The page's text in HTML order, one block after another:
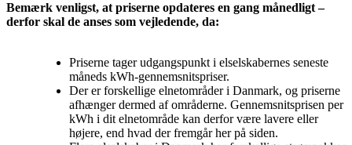
Bemærk venligst, at priserne opdateres en gang månedligt –
derfor skal de anses som vejledende, da:
Priserne tager udgangspunkt i elselskabernes seneste
måneds kWh-gennemsnitspriser.
Der er forskellige elnetområder i Danmark, og priserne
afhænger dermed af områderne. Gennemsnitsprisen per
kWh i dit elnetområde kan derfor være lavere eller
højere, end hvad der fremgår her på siden.